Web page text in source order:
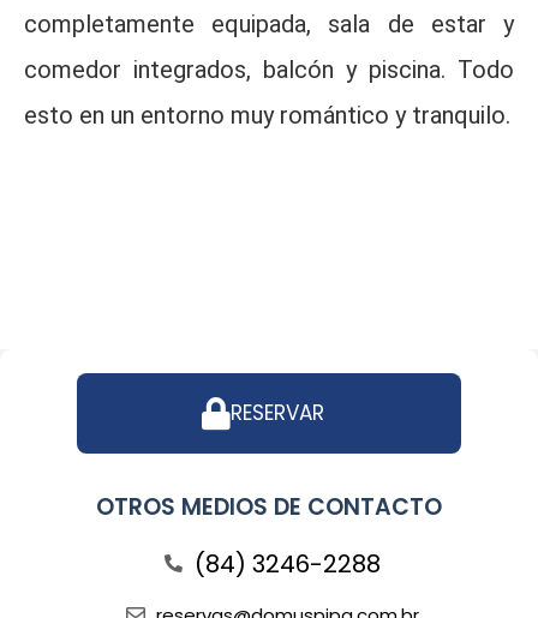
completamente equipada, sala de estar y
comedor integrados, balcón y piscina. Todo
esto en un entorno muy romántico y tranquilo.
RESERVAR
OTROS MEDIOS DE CONTACTO
(84) 3246-2288